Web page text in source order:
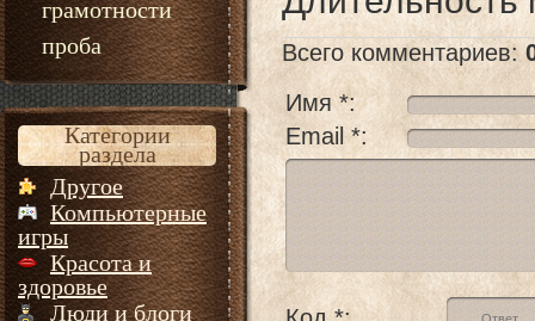
грамотности
проба
Категории
раздела
Другое
Компьютерные
игры
Красота и
здоровье
Люди и блоги
Всего комментариев:
Имя *:
Email *: